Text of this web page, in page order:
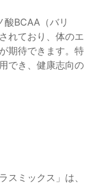
酸BCAA（バリ
れており、体のエ
期待できます。特
でき、健康志向の
スミックス」は、